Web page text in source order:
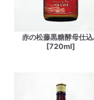
赤の松藤黒糖酵母仕
[720ml]